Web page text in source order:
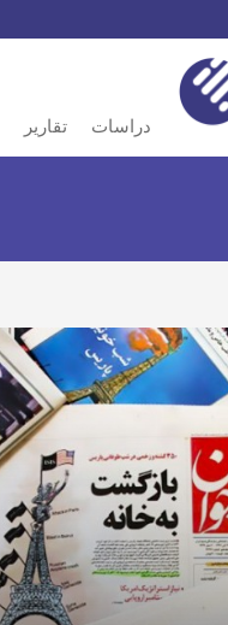
دراسات تقارير